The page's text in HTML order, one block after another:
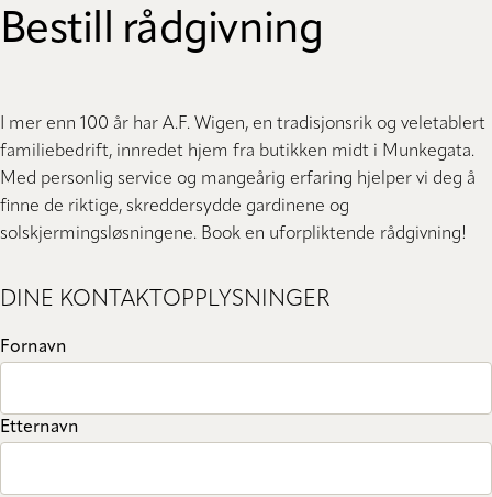
Bestill rådgivning
I mer enn 100 år har A.F. Wigen, en tradisjonsrik og veletablert
familiebedrift, innredet hjem fra butikken midt i Munkegata.
Med personlig service og mangeårig erfaring hjelper vi deg å
finne de riktige, skreddersydde gardinene og
solskjermingsløsningene. Book en uforpliktende rådgivning!
DINE KONTAKTOPPLYSNINGER
Fornavn
Etternavn